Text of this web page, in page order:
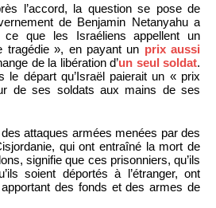
l’accord, la question se pose de
de Benjamin Netanyahu a
ce que les Israéliens appellent un
tragédie », en payant un prix aussi
de la libération d’un seul soldat.
le départ qu’Israël paierait un « prix
de ses soldats aux mains de ses
attaques armées menées par des
qui ont entraîné la mort de
signifie que ces prisonniers, qu’ils
soient déportés à l’étranger, ont
des fonds et des armes de